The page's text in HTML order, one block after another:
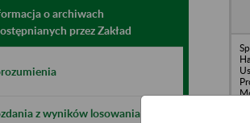
o archiwach
przez Zakład
z wyników losowania do